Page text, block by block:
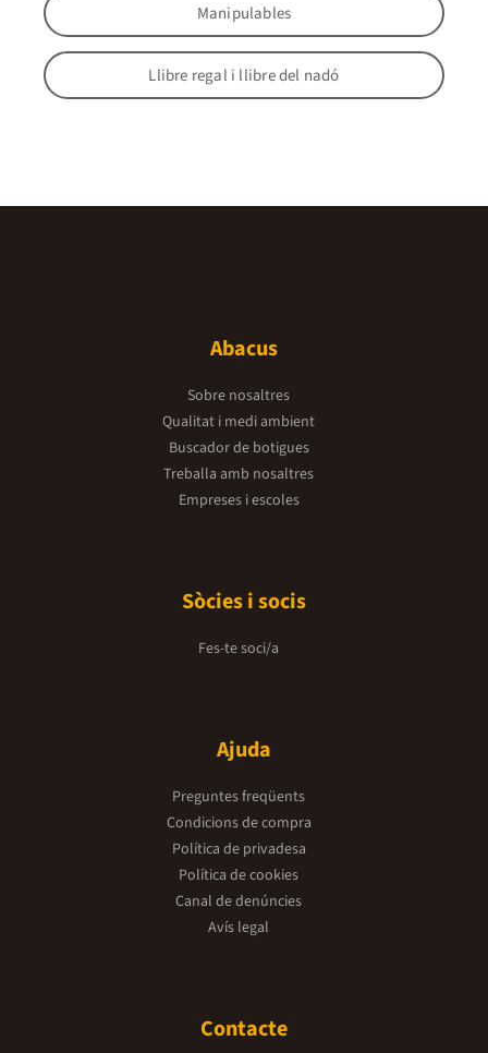
Manipulables
Llibre regal i llibre del nadó
Abacus
Sobre nosaltres
Qualitat i medi ambient
Buscador de botigues
Treballa amb nosaltres
Empreses i escoles
Sòcies i socis
Fes-te soci/a
Ajuda
Preguntes freqüents
Condicions de compra
Política de privadesa
Política de cookies
Canal de denúncies
Avís legal
Contacte